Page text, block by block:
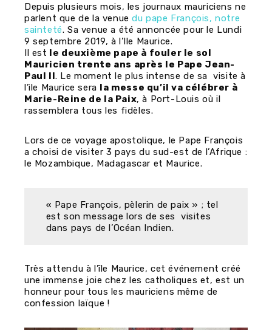
Depuis plusieurs mois, les journaux mauriciens ne
parlent que de la venuedu pape François, notre
sainteté. Sa venue a été annoncée pour le Lundi
9 septembre 2019, à l’Ile Maurice.
Il est le deuxième pape à fouler le sol
Mauricien trente ans après le Pape Jean-
Paul II. Le moment le plus intense de sa visite à
l’ile Maurice sera la messe qu’il va célébrer à
Marie-Reine de la Paix, à Port-Louis où il
rassemblera tous les fidèles.
Lors de ce voyage apostolique, le Pape François
a choisi de visiter 3 pays du sud-est de l’Afrique :
le Mozambique, Madagascar et Maurice.
« Pape François, pèlerin de paix » ; tel
est son message lors de ses visites
dans pays de l’Océan Indien.
Très attendu à l’île Maurice, cet événement créé
une immense joie chez les catholiques et, est un
honneur pour tous les mauriciens même de
confession laïque !